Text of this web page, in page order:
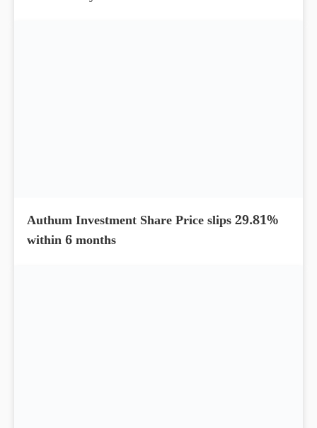
Authum Investment Share Price slips 29.81%
within 6 months